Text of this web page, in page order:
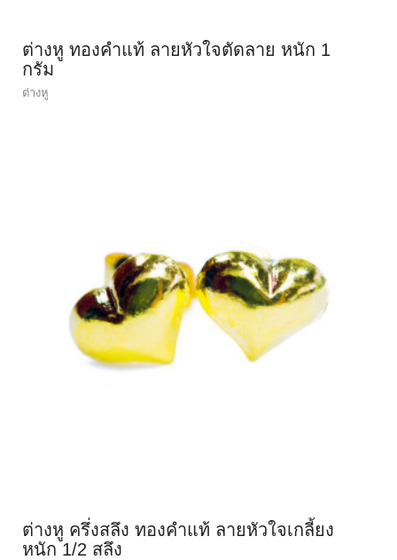
ต่างหู ทองคำแท้ ลายหัวใจตัดลาย หนัก 1
กรัม
ต่างหู
ต่างหู ครึ่งสลึง ทองคำแท้ ลายหัวใจเกลี้ยง
หนัก 1/2 สลึง